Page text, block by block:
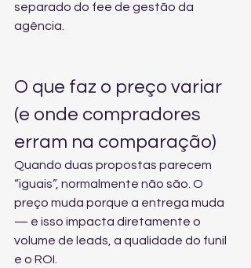
separado do fee de gestão da
agência.
O que faz o preço variar
(e onde compradores
erram na comparação)
Quando duas propostas parecem
“iguais”, normalmente não são. O
preço muda porque a entrega muda
— e isso impacta diretamente o
volume de leads, a qualidade do funil
e o ROI.